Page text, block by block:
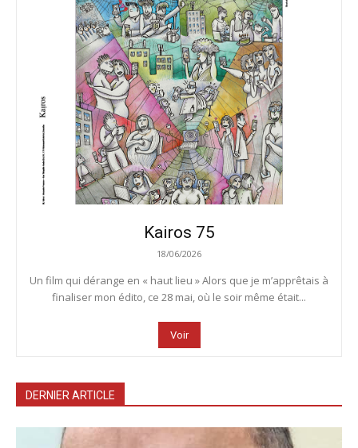
Kairos 75
18/06/2026
Un film qui dérange en « haut lieu » Alors que je m’apprêtais à
finaliser mon édito, ce 28 mai, où le soir même était...
Voir
DERNIER ARTICLE